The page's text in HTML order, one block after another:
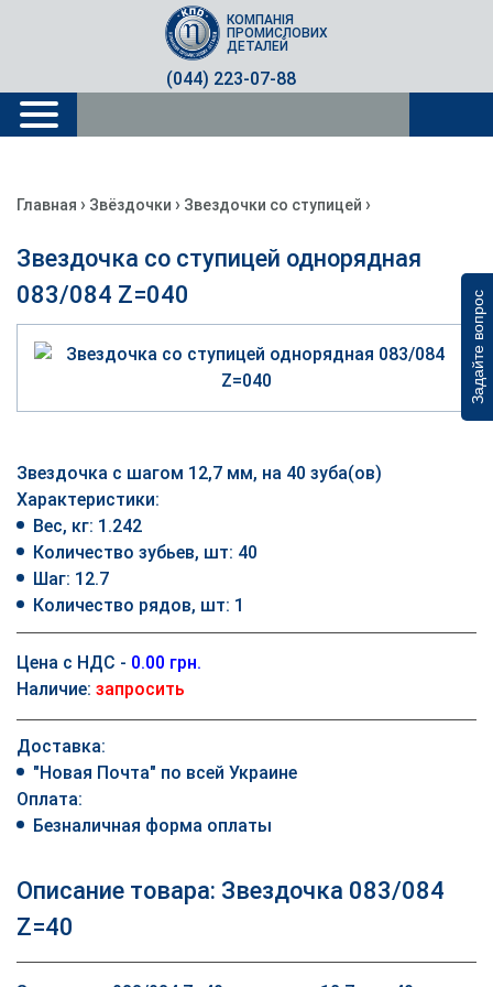
Задайте вопрос
(044) 223-07-88
КОМПАНІЯ
ПРОМИСЛОВИХ
ДЕТАЛЕЙ
Главная › Звёздочки › Звездочки со ступицей ›
Звездочка со ступицей однорядная
083/084 Z=040
Звездочка с шагом 12,7 мм, на 40 зуба(ов)
Характеристики:
Вес, кг: 1.242
Количество зубьев, шт: 40
Шаг: 12.7
Количество рядов, шт: 1
Цена с НДС - 0.00 грн.
Наличие: запросить
Доставка:
"Новая Почта" по всей Украине
Оплата:
Безналичная форма оплаты
Описание товара: Звездочка 083/084
Z=40